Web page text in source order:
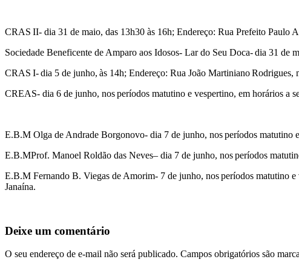
CRAS II- dia 31 de maio, das 13h30 às 16h; Endereço: Rua Prefeito Paulo
Sociedade Beneficente de Amparo aos Idosos- Lar do Seu Doca- dia 31
CRAS I- dia 5 de junho, às 14h; Endereço: Rua João Martiniano Rodrigues,
CREAS- dia 6 de junho, nos períodos matutino e vespertino, em horários a
E.B.M Olga de Andrade Borgonovo- dia 7 de junho, nos períodos
E.B.MProf. Manoel Roldão das Neves– dia 7 de junho, nos períodos
E.B.M Fernando B. Viegas de Amorim- 7 de junho, nos períodos matutino
Janaína.
Deixe um comentário
O seu endereço de e-mail não será publicado. Campos obrigatórios são